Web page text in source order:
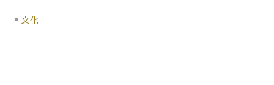
文化